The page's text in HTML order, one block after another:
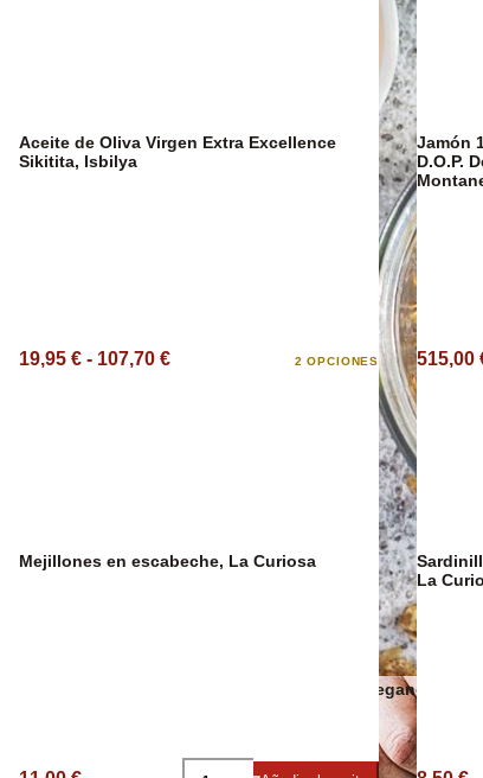
Snacks veganos
Aceite de Oliva Virgen Extra Excellence
Sikitita, Isbilya
19,95 € - 107,70 € 2 OPCIONES
Jamón
D.O.P.
515,00
Mejillones en escabeche, La Curiosa
La